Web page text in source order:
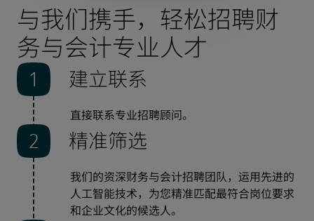
与我们携手，轻松招聘财
务与会计专业人才
建立联系
直接联系专业招聘顾问。
精准筛选
我们的资深财务与会计招聘团队，运用先进的
人工智能技术，为您精准匹配最符合岗位要求
和企业文化的候选人。